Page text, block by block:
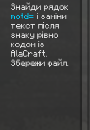
Знайди рядок
motd= і заміни
текст після
знаку рівно
кодом із
AlaCraft.
Збережи файл.